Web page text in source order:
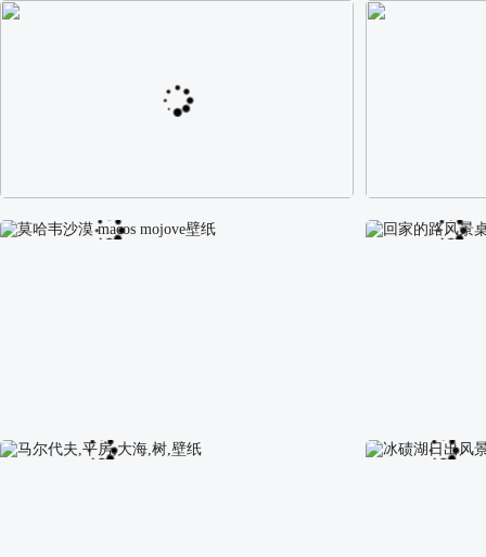
阿尔卑斯山区自然风景壁纸 校园长发可爱
莫哈韦沙漠 macos mojove壁纸 回家的路风景